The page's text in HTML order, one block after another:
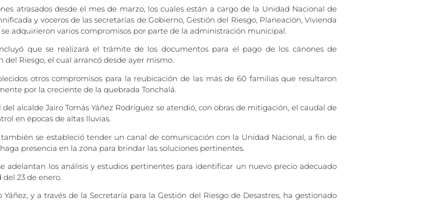
atrasados desde el mes de marzo, los cuales están a cargo de la Unidad Nacional de
y voceros de las secretarías de Gobierno, Gestión del Riesgo, Planeación, Vivienda
adquirieron varios compromisos por parte de la administración municipal.
que se realizará el trámite de los documentos para el pago de los cánones de
Riesgo, el cual arrancó desde ayer mismo.
otros compromisos para la reubicación de las más de 60 familias que resultaron
por la creciente de la quebrada Tonchalá.
alcalde Jairo Tomás Yáñez Rodríguez se atendió, con obras de mitigación, el caudal de
en épocas de altas lluvias.
se estableció tender un canal de comunicación con la Unidad Nacional, a fin de
presencia en la zona para brindar las soluciones pertinentes.
adelantan los análisis y estudios pertinentes para identificar un nuevo precio adecuado
23 de enero.
y a través de la Secretaría para la Gestión del Riesgo de Desastres, ha gestionado